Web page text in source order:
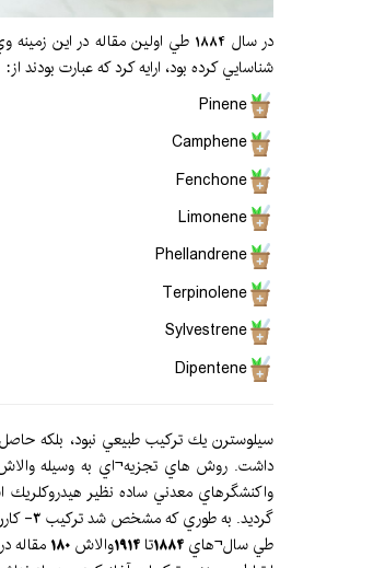
شناسايي كرده بود، ارايه كرد كه عبارت بودند از:
Pinene
Camphene
Fenchone
Limonene
Phellandrene
Terpinolene
Sylvestrene
Dipentene
سيلوسترن يك تركيب طبيعي نبود، بلكه حاصل
داشت. روش هاي تجزيه¬اي به وسيله
واكنشگرهاي معدني ساده نظير هيدروكلريك
گرديد. به طوري كه مشخص شد تركيب 3- كارن و هيدروكلريك اسيد در صورت واكنش با يكديگر به سيلوسترون تبديل مي گردند.
طي سال¬هاي 1884تا 1914والاش 180 مقاله